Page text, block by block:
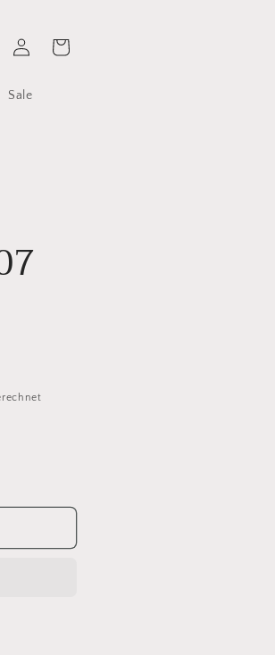
Sale
EinloggenWarenkorb